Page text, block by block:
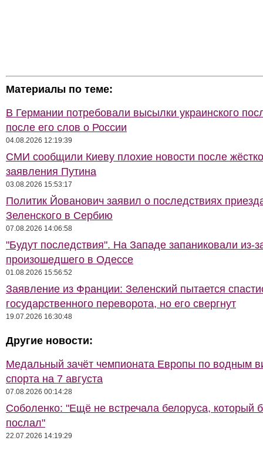
Материалы по теме:
В Германии потребовали высылки украинского
после его слов о России
04.08.2026 12:19:39
СМИ сообщили Киеву плохие новости после
заявления Путина
03.08.2026 15:53:17
Политик Йованович заявил о последствиях
Зеленского в Сербию
07.08.2026 14:06:58
"Будут последствия". На Западе запаниковали из-
произошедшего в Одессе
01.08.2026 15:56:52
Заявление из Франции: Зеленский пытается
государственного переворота, но его свергнут
19.07.2026 16:30:48
Другие новости:
Медальный зачёт чемпионата Европы по водным
спорта на 7 августа
07.08.2026 00:14:28
Соболенко: "Ещё не встречала белоруса, который
послал"
22.07.2026 14:19:29